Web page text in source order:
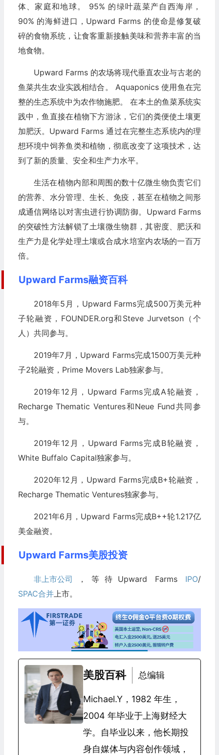
体、家庭和地球。 95% 的绿叶蔬菜产自西海岸，
90% 的海鲜进口，Upward Farms 的使命是修复破
碎的食物系统，让食客重新接触美味和营养丰富的当
地食物。
Upward Farms 的农场将现代垂直农业与古老的
鱼菜共生农业实践相结合。 Aquaponics 使用鱼在完
整的生态系统中为农作物施肥。 在本土的鱼菜系统实
践中，鱼直接在植物下方游泳，它们的粪便使土壤更
加肥沃。Upward Farms 通过在完整生态系统内的理
想环境中饲养鱼类和植物，彻底改变了这项技术，达
到了新的质量、安全和生产力水平。
生活在植物内部和周围的数十亿微生物负责它们
的营养、水分管理、生长、免疫，甚至在植物之间形
成通信网络以对害虫进行协调防御。Upward Farms
的突破性方法解锁了土壤微生物群，其密度、肥沃和
生产力是化学处理土壤或合成水培室内农场的一百万
倍。
Upward Farms融资百科
2018年5月，Upward Farms完成500万美元种
子轮融资，FOUNDER.org和Steve Jurvetson（个
人）共同参与。
2019年7月，Upward Farms完成1500万美元种
子2轮融资，Prime Movers Lab独家参与。
2019年12月，Upward Farms完成A轮融资，
Recharge Thematic Ventures和Neue Fund共同参
与。
2019年12月，Upward Farms完成B轮融资，
White Buffalo Capital独家参与。
2020年12月，Upward Farms完成B+轮融资，
Recharge Thematic Ventures独家参与。
2021年6月，Upward Farms完成B++轮1.217亿
美金融资。
Upward Farms美股投资
非上市公司 ，等待Upward Farms IPO/
SPAC合并上市。
美股百科 总编辑
Michael.Y，1982 年生，
2004 年毕业于上海财经大
学。自毕业以来，他长期投
身自媒体与内容创作领域，